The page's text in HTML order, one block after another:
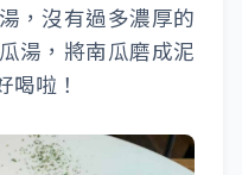
，沒有過多濃厚的
湯，將南瓜磨成泥
喝啦！